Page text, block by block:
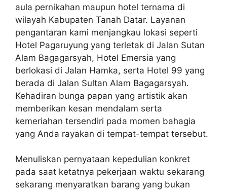
aula pernikahan maupun hotel ternama di
wilayah Kabupaten Tanah Datar. Layanan
pengantaran kami menjangkau lokasi seperti
Hotel Pagaruyung yang terletak di Jalan Sutan
Alam Bagagarsyah, Hotel Emersia yang
berlokasi di Jalan Hamka, serta Hotel 99 yang
berada di Jalan Sultan Alam Bagagarsyah.
Kehadiran bunga papan yang artistik akan
memberikan kesan mendalam serta
kemeriahan tersendiri pada momen bahagia
yang Anda rayakan di tempat-tempat tersebut.
Menuliskan pernyataan kepedulian konkret
pada saat ketatnya pekerjaan waktu sekarang
sekarang menyaratkan barang yang bukan